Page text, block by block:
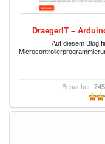
DraegerIT –
Auf diesem Blog
Besucher: